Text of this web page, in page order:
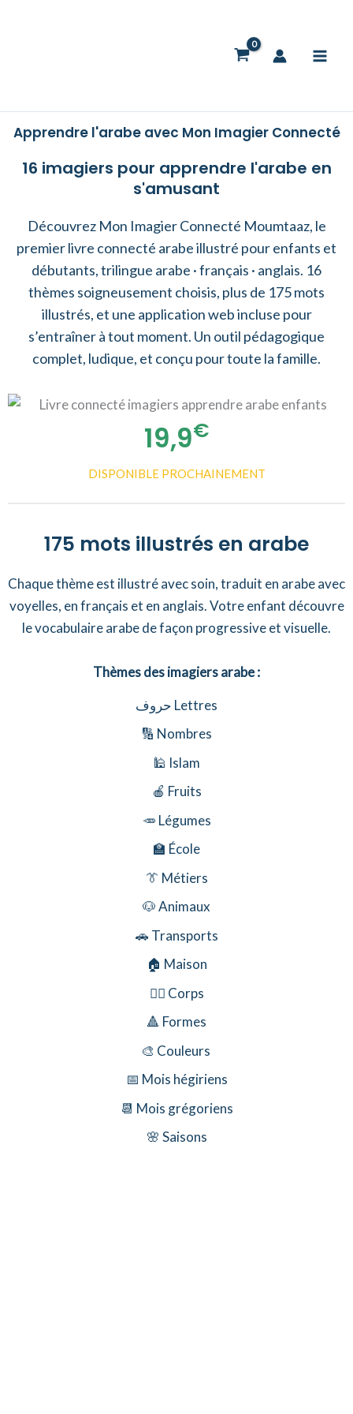
Apprendre l'arabe avec Mon Imagier Connecté
16 imagiers pour apprendre l'arabe en
s'amusant
Découvrez Mon Imagier Connecté Moumtaaz, le
premier livre connecté arabe illustré pour enfants et
débutants, trilingue arabe · français · anglais. 16
thèmes soigneusement choisis, plus de 175 mots
illustrés, et une application web incluse pour
s’entraîner à tout moment. Un outil pédagogique
complet, ludique, et conçu pour toute la famille.
19,9€
DISPONIBLE PROCHAINEMENT
175 mots illustrés en arabe
Chaque thème est illustré avec soin, traduit en arabe avec
voyelles, en français et en anglais. Votre enfant découvre
le vocabulaire arabe de façon progressive et visuelle.
Thèmes des imagiers arabe :
حروف Lettres
🔢 Nombres
🕌 Islam
🍎 Fruits
🥕 Légumes
🏫 École
👔 Métiers
🐶 Animaux
🚗 Transports
🏠 Maison
🧍‍♂️ Corps
🔺 Formes
🎨 Couleurs
📅 Mois hégiriens
📆 Mois grégoriens
🌸 Saisons